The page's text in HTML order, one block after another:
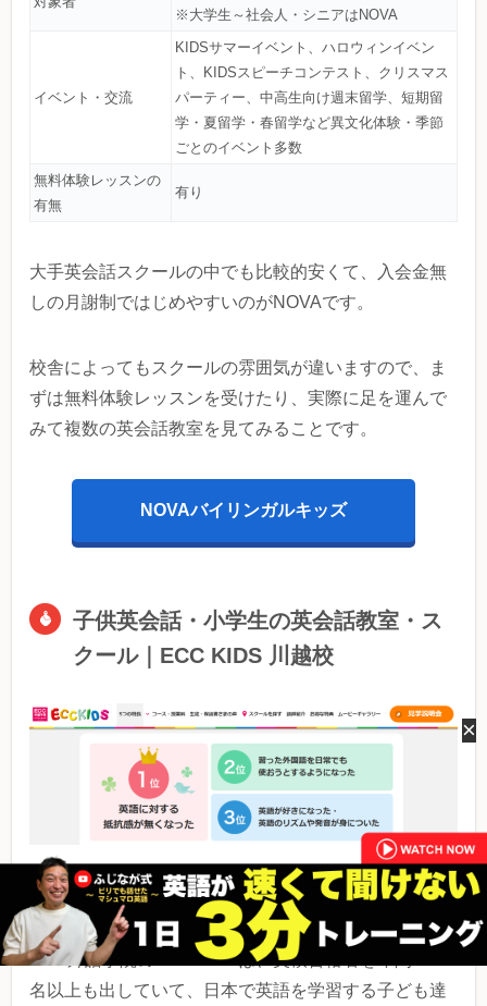
※大学生～社会人・シニアはNOVA
イベント・交流
KIDSサマーイベント、ハロウィンイベン
ト、KIDSスピーチコンテスト、クリスマス
パーティー、中高生向け週末留学、短期留
学・夏留学・春留学など異文化体験・季節
ごとのイベント多数
無料体験レッスンの
有無
有り
大手英会話スクールの中でも比較的安くて、入会金無
しの月謝制ではじめやすいのがNOVAです。
校舎によってもスクールの雰囲気が違いますので、ま
ずは無料体験レッスンを受けたり、実際に足を運んで
みて複数の英会話教室を見てみることです。
NOVAバイリンガルキッズ
子供英会話・小学生の英会話教室・ス
クール｜ECC KIDS 川越校
※出典元：ECC外語学院公式HP
ECC外語学院のECC KIDSは、英検合格者を年間6000
名以上も出していて、日本で英語を学習する子ども達
×